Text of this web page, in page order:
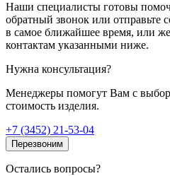
Наши специалисты готовы
обратный звонок или
в самое ближайшее время, или
контактам указанными ниже.
Нужна консультация?
Менеджеры помогут Вам с
стоимость изделия.
+7 (3452) 21-53-04
Перезвоним
Остались вопросы?